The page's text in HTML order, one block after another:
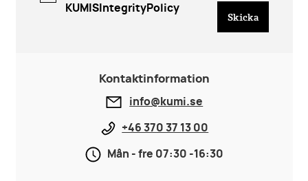
KUMISIntegrityPolicy
Skicka
Kontaktinformation
info@kumi.se
+46 370 37 13 00
Mån - fre 07:30 -16:30